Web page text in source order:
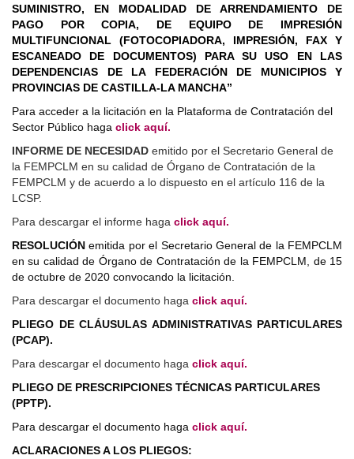
SUMINISTRO, EN MODALIDAD DE ARRENDAMIENTO DE
PAGO POR COPIA, DE EQUIPO DE IMPRESIÓN
MULTIFUNCIONAL (FOTOCOPIADORA, IMPRESIÓN, FAX Y
ESCANEADO DE DOCUMENTOS) PARA SU USO EN LAS
DEPENDENCIAS DE LA FEDERACIÓN DE MUNICIPIOS Y
PROVINCIAS DE CASTILLA-LA MANCHA”
Para acceder a la licitación en la Plataforma de Contratación del
Sector Público haga click aquí.
INFORME DE NECESIDAD emitido por el Secretario General de
la FEMPCLM en su calidad de Órgano de Contratación de la
FEMPCLM y de acuerdo a lo dispuesto en el artículo 116 de la
LCSP.
Para descargar el informe haga click aquí.
RESOLUCIÓN emitida por el Secretario General de la FEMPCLM
en su calidad de Órgano de Contratación de la FEMPCLM, de 15
de octubre de 2020 convocando la licitación.
Para descargar el documento haga click aquí.
PLIEGO DE CLÁUSULAS ADMINISTRATIVAS PARTICULARES
(PCAP).
Para descargar el documento haga click aquí.
PLIEGO DE PRESCRIPCIONES TÉCNICAS PARTICULARES
(PPTP).
Para descargar el documento haga click aquí.
ACLARACIONES A LOS PLIEGOS: